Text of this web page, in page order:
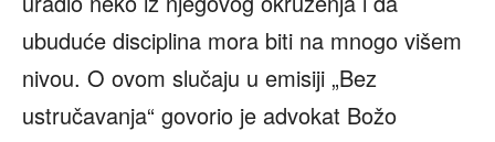
ubuduće disciplina mora biti na mnogo višem
nivou. O ovom slučaju u emisiji „Bez
ustručavanja“ govorio je advokat Božo